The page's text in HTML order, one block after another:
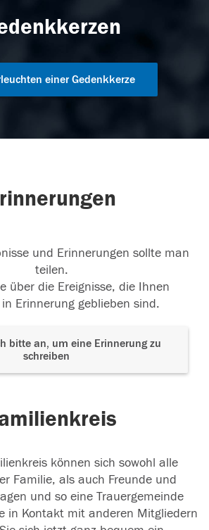
einer Gedenkkerze
und Erinnerungen sollte man
teilen.
über die Ereignisse, die Ihnen
Erinnerung geblieben sind.
bitte an, um eine Erinnerung zu
schreiben
können sich sowohl alle
Familie, als auch Freunde und
und so eine Trauergemeinde
in Kontakt mit anderen Mitgliedern